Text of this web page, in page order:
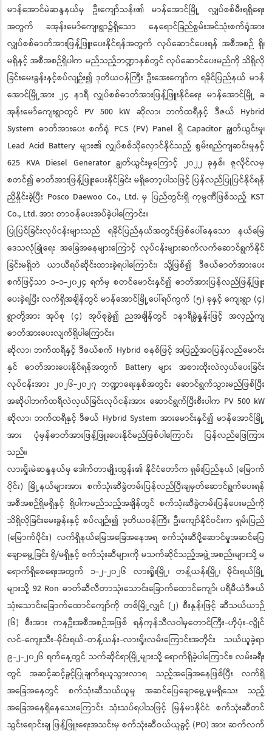
မာန်အောင်မဲဆန္ဒနယ်မှ ဦးကျော်သန်း၏ မာန်အောင်မြို့ လျှပ်စစ်မီးရရှိရေး
အတွက် ခအုန်းမော်ကျေးရွာ၌ရှိသော နေရောင်ခြည်စွမ်းအင်သုံးစက်ရုံအား
လျှပ်စစ်ဓာတ်အားဖြန့်ဖြူးပေးနိုင်ရန်အတွက် လုပ်ဆောင်ပေးရန် အစီအစဉ် ရှိ၊
မရှိနှင့် အစီအစဉ်ရှိပါက မည်သည့်ဘဏ္ဍာနှစ်တွင် လုပ်ဆောင်ပေးမည်ကို သိရှိလို
ခြင်းမေးခွန်းနှင့်စပ်လျဉ်း၍ ဒုတိယဝန်ကြီး ဦးအေးကျော်က ရခိုင်ပြည်နယ် မာန်
အောင်မြို့အား ၂၄ နာရီ လျှပ်စစ်ဓာတ်အားဖြန့်ဖြူးနိုင်ရေး မာန်အောင်မြို့ ခ
အုန်းမော်ကျေးရွာတွင် PV 500 kW ဆိုလာ၊ ဘက်ထရီနှင့် ဒီဇယ် Hybrid
System ဓာတ်အားပေး စက်ရုံ PCS (PV) Panel ရှိ Capacitor ချွတ်ယွင်းမှု၊
Lead Acid Battery များ၏ လျှပ်စစ်သိုလှောင်နိုင်သည့် စွမ်းရည်ကျဆင်းမှုနှင့်
625 KVA Diesel Generator ချွတ်ယွင်းမှုကြောင့် ၂၀၂၂ ခုနှစ်၊ ဇူလိုင်လမှ
စတင်၍ ဓာတ်အားဖြန့်ဖြူးပေးနိုင်ခြင်း မရှိတော့ပါသဖြင့် ပြန်လည်ပြုပြင်နိုင်ရန်
ညှိနှိုင်းခဲ့ပြီး Posco Daewoo Co., Ltd. မှ ပြည်တွင်းရှိ ကုမ္ပဏီဖြစ်သည့် KST
Co., Ltd. အား တာဝန်ပေးအပ်ခဲ့ပါကြောင်း။
ပြုပြင်ခြင်းလုပ်ငန်းများသည် ရခိုင်ပြည်နယ်အတွင်းဖြစ်ပေါ်နေသော နယ်မြေ
ဒေသလုံခြုံရေး အခြေအနေများကြောင့် လုပ်ငန်းများဆက်လက်ဆောင်ရွက်နိုင်
ခြင်းမရှိဘဲ ယာယီရပ်ဆိုင်းထားခဲ့ရပါကြောင်း၊ သို့ဖြစ်၍ ဒီဇယ်ဓာတ်အားပေး
စက်ဖြင့်သာ ၁-၁-၂၀၂၄ ရက်မှ စတင်မောင်းနှင်၍ ဓာတ်အားပြန်လည်ဖြန့်ဖြူး
ပေးခဲ့ရပြီး လက်ရှိအချိန်တွင် မာန်အောင်မြို့ပေါ်ရပ်ကွက် (၅) ခုနှင့် ကျေးရွာ (၄)
ရွာတို့အား အုပ်စု (၄) အုပ်စုခွဲ၍ ညအချိန်တွင် ၁နာရီခွဲနှုန်းဖြင့် အလှည့်ကျ
ဓာတ်အားပေးလျက်ရှိပါကြောင်း။
ဆိုလာ၊ ဘက်ထရီနှင့် ဒီဇယ်စက် Hybrid စနစ်ဖြင့် အပြည့်အဝပြန်လည်မောင်း
နှင် ဓာတ်အားပေးနိုင်ရန်အတွက် Battery များ အစားထိုးလဲလှယ်ပေးခြင်း
လုပ်ငန်းအား ၂၀၂၆-၂၀၂၇ ဘဏ္ဍာရေးနှစ်အတွင်း ဆောင်ရွက်သွားမည်ဖြစ်ပြီး
အဆိုပါဘက်ထရီလဲလှယ်ခြင်းလုပ်ငန်းအား ဆောင်ရွက်ပြီးစီးပါက PV 500 kW
ဆိုလာ၊ ဘက်ထရီနှင့် ဒီဇယ် Hybrid System အားမောင်းနှင်၍ မာန်အောင်မြို့
အား ပုံမှန်ဓာတ်အားဖြန့်ဖြူးပေးနိုင်မည်ဖြစ်ပါကြောင်း ပြန်လည်ဖြေကြား
သည်။
လားရှိုးမဲဆန္ဒနယ်မှ ဒေါက်တာမျိုးထွန်း၏ နိုင်ငံတော်က ရှမ်းပြည်နယ် (မြောက်
ပိုင်း) မြို့နယ်များအား စက်သုံးဆီခွဲတမ်းပြန်လည်ပြီးချမှတ်ဆောင်ရွက်ပေးရန်
အစီအစဉ်ရှိမရှိနှင့် ရှိပါကမည်သည့်အချိန်တွင် စက်သုံးဆီခွဲတမ်းပြန်ပေးမည်ကို
သိရှိလိုခြင်းမေးခွန်းနှင့် စပ်လျဉ်း၍ ဒုတိယဝန်ကြီး ဦးကျော်နိုင်ဝင်းက ရှမ်းပြည်
(မြောက်ပိုင်း) လက်ရှိနယ်မြေအခြေအနေအရ စက်သုံးဆီပို့ဆောင်မှုအဆင်ပြေ
ချောမွေ့ခြင်း ရှိ/မရှိနှင့် စက်သုံးဆီများကို မသက်ဆိုင်သည့်အဖွဲ့အစည်းများသို့ မ
ရောက်ရှိစေရေးအတွက် ၁-၂-၂၀၂၆ လားရှိုးမြို့၊ တန့်ယန်းမြို့၊ မိုင်းရယ်မြို့
များသို့ 92 Ron ဓာတ်ဆီလီတာသုံးသောင်းခြောက်ထောင်ကျော်၊ ပရီမီယံဒီဇယ်
သုံးသောင်းခြောက်ထောင်ကျော်ကို တစ်မြို့လျှင် (၂) စီးနှုန်းဖြင့် ဆီသယ်ယာဉ်
(၆) စီးအား ကနဦးအစီအစဉ်အဖြစ် ရန်ကုန်သီလဝါမှတောင်ကြီး-ဟိုပုံး-လွိုင်
လင်-ကျေးသီး-မိုင်းရယ်-တန့်ယန်း-လားရှိုးလမ်းကြောင်းအတိုင်း သယ်ယူခဲ့ရာ
၉-၂-၂၀၂၆ ရက်နေ့တွင် သက်ဆိုင်ရာမြို့များသို့ ရောက်ရှိခဲ့ပါကြောင်း၊ လမ်းခရီး
တွင် အဆင့်ဆင့်ခွင့်ပြုချက်ရယူသွားလာရ သည့်အခြေအနေဖြစ်ပြီး လက်ရှိ
အခြေအနေတွင် စက်သုံးဆီသယ်ယူမှု အဆင်ပြေချောမွေ့မှုမရှိသေး သည့်
အခြေအနေရှိနေသေးကြောင်း သုံးသပ်ရပါသဖြင့် မြန်မာနိုင်ငံ စက်သုံးဆီတင်
သွင်းရောင်းချ ဖြန့်ဖြူးရေးအသင်းမှ စက်သုံးဆီဝယ်ယူခွင့် (PO) အား ဆက်လက်